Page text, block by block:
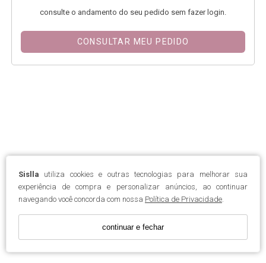
Sislla utiliza cookies e outras tecnologias para melhorar sua
experiência de compra e personalizar anúncios, ao continuar
navegando você concorda com nossa Política de Privacidade.
continuar e fechar
consulte o andamento do seu pedido sem fazer login.
CONSULTAR MEU PEDIDO